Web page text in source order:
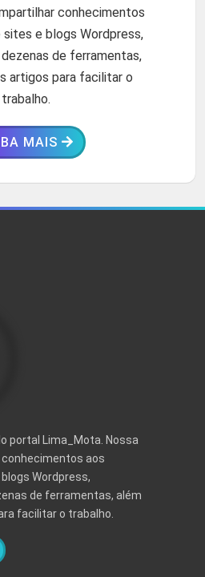
conhecimentos
sites e blogs Wordpress,
de ferramentas,
artigos para facilitar o
trabalho.
MAIS
portal Lima_Mota. Nossa
aos
Wordpress,
de ferramentas, além
facilitar o trabalho.